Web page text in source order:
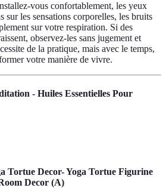
vous confortablement, les yeux
sur les sensations corporelles, les bruits
sur votre respiration. Si des
observez-les sans jugement et
de la pratique, mais avec le temps,
votre manière de vivre.
- Huiles Essentielles Pour
Tortue Decor- Yoga Tortue Figurine
Decor (A)